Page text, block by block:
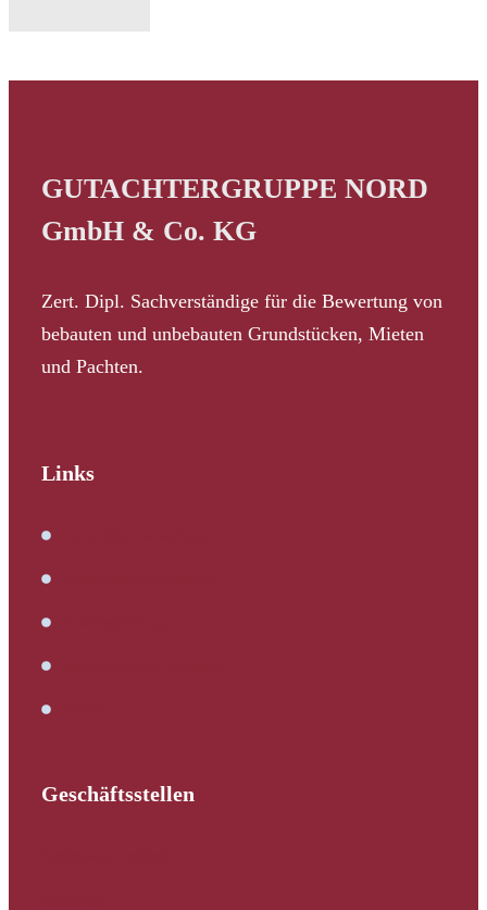
GUTACHTERGRUPPE NORD
GmbH & Co. KG
Zert. Dipl. Sachverständige für die Bewertung von
bebauten und unbebauten Grundstücken, Mieten
und Pachten.
Links
Geschäftsstellen